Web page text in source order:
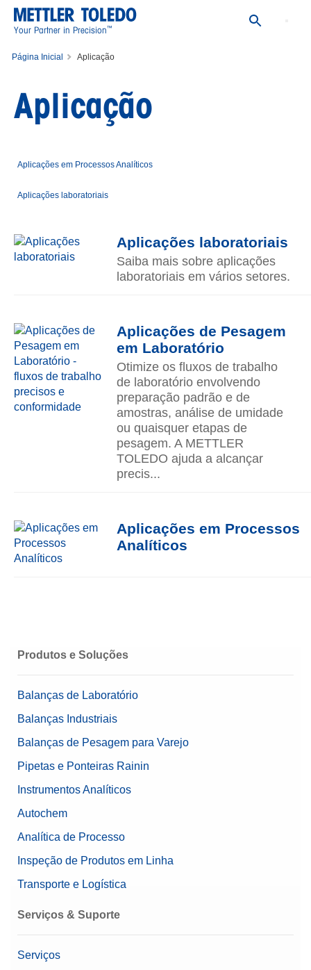
Your Partner in Precision™
Página Inicial Aplicação
Aplicação
Aplicações em Processos Analíticos
Aplicações laboratoriais
Aplicações laboratoriais
Saiba mais sobre aplicações
laboratoriais em vários setores.
Aplicações de Pesagem
em Laboratório
Otimize os fluxos de trabalho
de laboratório envolvendo
preparação padrão e de
amostras, análise de umidade
ou quaisquer etapas de
pesagem. A METTLER
TOLEDO ajuda a alcançar
precis...
Aplicações em Processos
Analíticos
Produtos e Soluções
Balanças de Laboratório
Balanças Industriais
Balanças de Pesagem para Varejo
Pipetas e Ponteiras Rainin
Instrumentos Analíticos
Autochem
Analítica de Processo
Inspeção de Produtos em Linha
Transporte e Logística
Serviços & Suporte
Serviços